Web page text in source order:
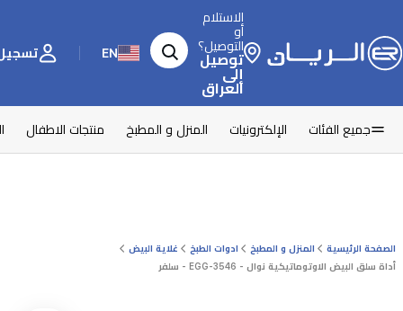
الاستلام
أو
التوصيل؟
توصيل
إلى
العراق
EN تسجيل
جميع الفئات الإلكترونيات المنزل و المطبخ منتجات الاطفال
الصفحة الرئيسية المنزل و المطبخ ادوات الطبخ
غلاية البيض
أداة سلق البيض الاوتوماتيكية نوال - EGG-3546 - سلفر